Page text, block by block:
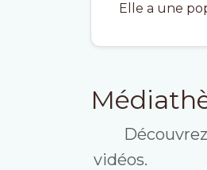
Elle a une
vidéos.